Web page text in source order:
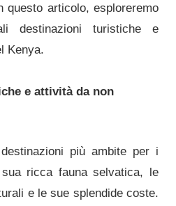
questo articolo, esploreremo
destinazioni turistiche e
Kenya.
e attività da non
più ambite per i
ricca fauna selvatica, le
e le sue splendide coste.